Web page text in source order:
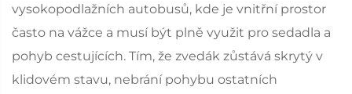
vysokopodlažních autobusů, kde je vnitřní prostor
často na vážce a musí být plně využit pro sedadla a
pohyb cestujících. Tím, že zvedák zůstává skrytý v
klidovém stavu, nebrání pohybu ostatních